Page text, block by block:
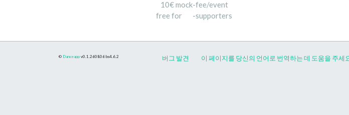
10€ mock-fee/event
free for
-supporters
© Danceapp v0.1.260806 bs4.6.2 버그 발견 이 페이지를 당신의 언어로 번역하는 데 도움을 주세